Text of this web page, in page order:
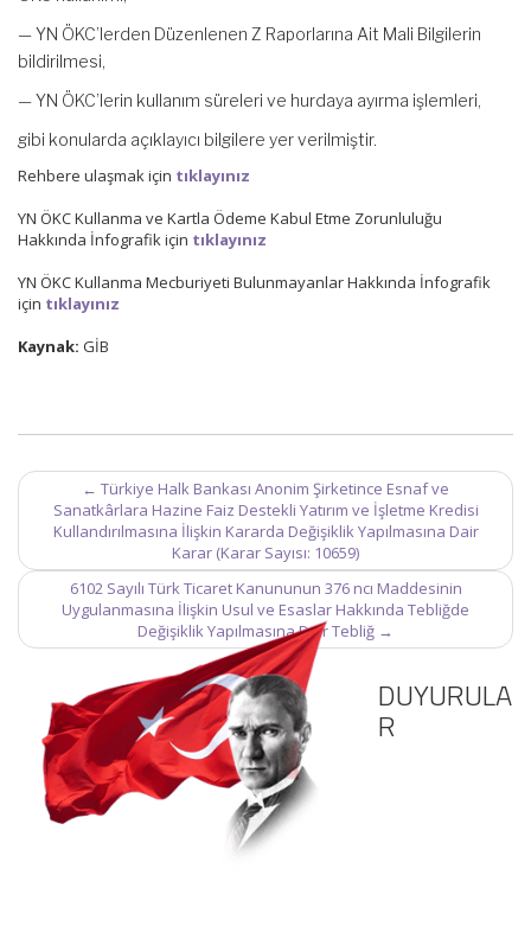
— YN ÖKC’lerden Düzenlenen Z Raporlarına Ait Mali Bilgilerin
bildirilmesi,
— YN ÖKC’lerin kullanım süreleri ve hurdaya ayırma işlemleri,
gibi konularda açıklayıcı bilgilere yer verilmiştir.
Rehbere ulaşmak için tıklayınız
YN ÖKC Kullanma ve Kartla Ödeme Kabul Etme Zorunluluğu
Hakkında İnfografik için tıklayınız
YN ÖKC Kullanma Mecburiyeti Bulunmayanlar Hakkında İnfografik
için tıklayınız
Kaynak: GİB
Post
navigation
← Türkiye Halk Bankası Anonim Şirketince Esnaf ve
Sanatkârlara Hazine Faiz Destekli Yatırım ve İşletme Kredisi
Kullandırılmasına İlişkin Kararda Değişiklik Yapılmasına Dair
Karar (Karar Sayısı: 10659)
6102 Sayılı Türk Ticaret Kanununun 376 ncı Maddesinin
Uygulanmasına İlişkin Usul ve Esaslar Hakkında Tebliğde
Değişiklik Yapılmasına Dair Tebliğ →
DUYURULA
R